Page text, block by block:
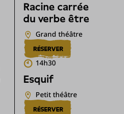
Racine carrée
du verbe être
Grand théâtre
RÉSERVER
14h30
Esquif
Petit théâtre
RÉSERVER